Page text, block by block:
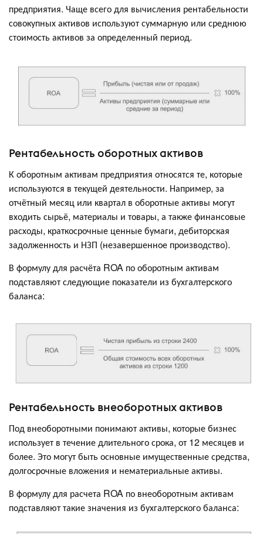
предприятия. Чаще всего для вычисления рентабельности
совокупных активов используют суммарную или среднюю
стоимость активов за определенный период.
Рентабельность оборотных активов
К оборотным активам предприятия относятся те, которые
используются в текущей деятельности. Например, за
отчётный месяц или квартал в оборотные активы могут
входить сырьё, материалы и товары, а также финансовые
расходы, краткосрочные ценные бумаги, дебиторская
задолженность и НЗП (незавершенное производство).
В формулу для расчёта ROA по оборотным активам
подставляют следующие показатели из бухгалтерского
баланса:
Рентабельность внеоборотных активов
Под внеоборотными понимают активы, которые бизнес
использует в течение длительного срока, от 12 месяцев и
более. Это могут быть основные имущественные средства,
долгосрочные вложения и нематериальные активы.
В формулу для расчета ROA по внеоборотным активам
подставляют такие значения из бухгалтерского баланса: